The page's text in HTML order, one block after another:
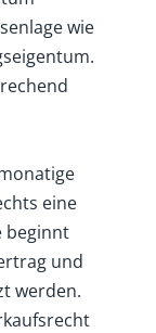
wie
eine
beginnt
und
werden.